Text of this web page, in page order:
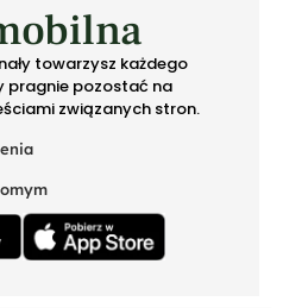
towarzysz każdego
pragnie pozostać na
związanych stron.